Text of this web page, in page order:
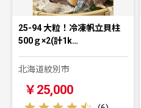
25-94 大粒！冷凍帆立貝柱
500ｇ×2(計1k…
北海道紋別市
￥25,000